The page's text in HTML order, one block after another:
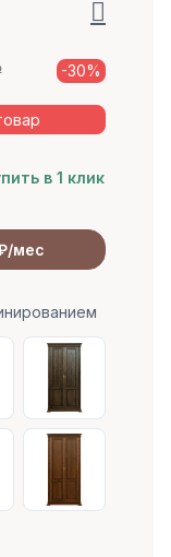
-30%
в 1 клик
мес